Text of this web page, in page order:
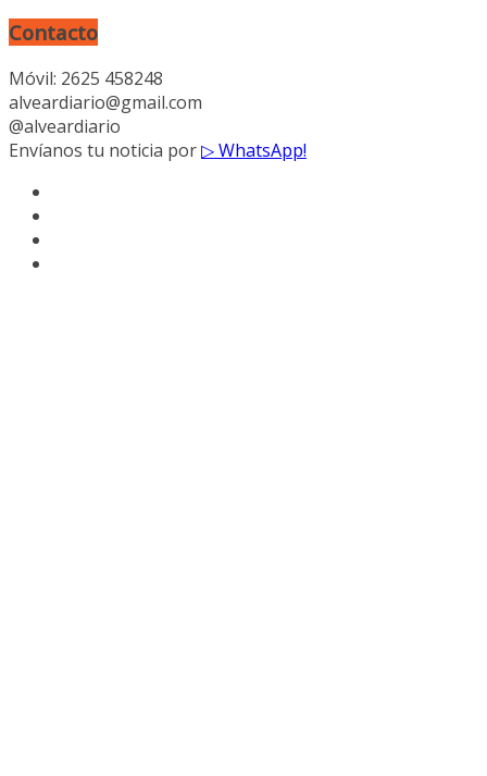
Contacto
Móvil: 2625 458248
alveardiario@gmail.com
@alveardiario
Envíanos tu noticia por▷ WhatsApp!